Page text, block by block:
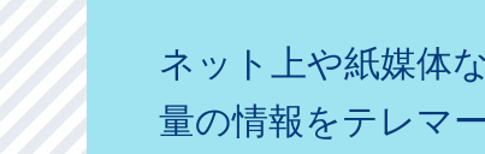
ネット上や紙媒体
量の情報をテレマ